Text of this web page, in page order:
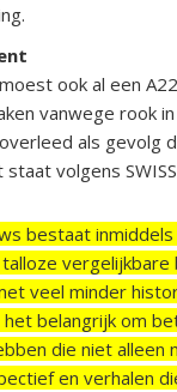
ook al een
vanwege rook
als gevolg
staat volgens
bestaat
vergelijkbare
veel minder
het belangrijk om
die niet alleen
en verhalen